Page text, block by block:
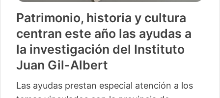
Patrimonio, historia y cultura
centran este año las ayudas a
la investigación del Instituto
Juan Gil-Albert
Las ayudas prestan especial atención a los